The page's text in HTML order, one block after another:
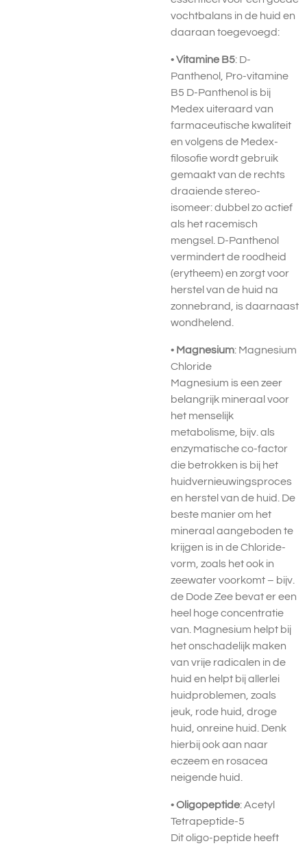
vochtbalans in de huid en
daaraan toegevoegd:
•Vitamine B5: D-
Panthenol, Pro-vitamine
B5 D-Panthenol is bij
Medex uiteraard van
farmaceutische kwaliteit
en volgens de Medex-
filosofie wordt gebruik
gemaakt van de rechts
draaiende stereo-
isomeer: dubbel zo actief
als het racemisch
mengsel. D-Panthenol
vermindert de roodheid
(erytheem) en zorgt voor
herstel van de huid na
zonnebrand, is daarnaast
wondhelend.
• Magnesium: Magnesium
Chloride
Magnesium is een zeer
belangrijk mineraal voor
het menselijk
metabolisme, bijv. als
enzymatische co-factor
die betrokken is bij het
huidvernieuwingsproces
en herstel van de huid. De
beste manier om het
mineraal aangeboden te
krijgen is in de Chloride-
vorm, zoals het ook in
zeewater voorkomt – bijv.
de Dode Zee bevat er een
heel hoge concentratie
van. Magnesium helpt bij
het onschadelijk maken
van vrije radicalen in de
huid en helpt bij allerlei
huidproblemen, zoals
jeuk, rode huid, droge
huid, onreine huid. Denk
hierbij ook aan naar
eczeem en rosacea
neigende huid.
•Oligopeptide: Acetyl
Tetrapeptide-5
Dit oligo-peptide heeft